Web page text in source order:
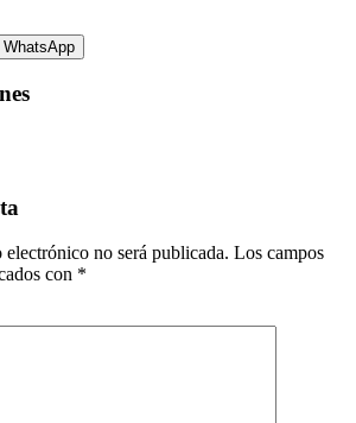
WhatsApp
no será publicada. Los campos
con *